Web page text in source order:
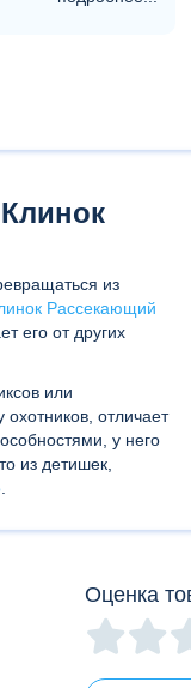
из
Рассекающий
его от других
или
отличает
у него
из детишек,
.
Оценка